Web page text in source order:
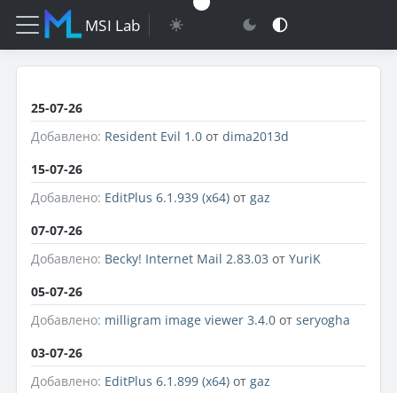
MSI Lab
25-07-26
Добавлено: Resident Evil 1.0 от dima2013d
15-07-26
Добавлено: EditPlus 6.1.939 (x64) от gaz
07-07-26
Добавлено: Becky! Internet Mail 2.83.03 от YuriK
05-07-26
Добавлено: milligram image viewer 3.4.0 от seryogha
03-07-26
Добавлено: EditPlus 6.1.899 (x64) от gaz